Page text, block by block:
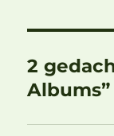
2
Albums”